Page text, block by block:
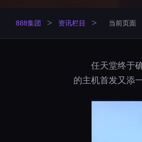
888集团 > 资讯栏目 > 当前页面
任天堂终于
的主机首发又添